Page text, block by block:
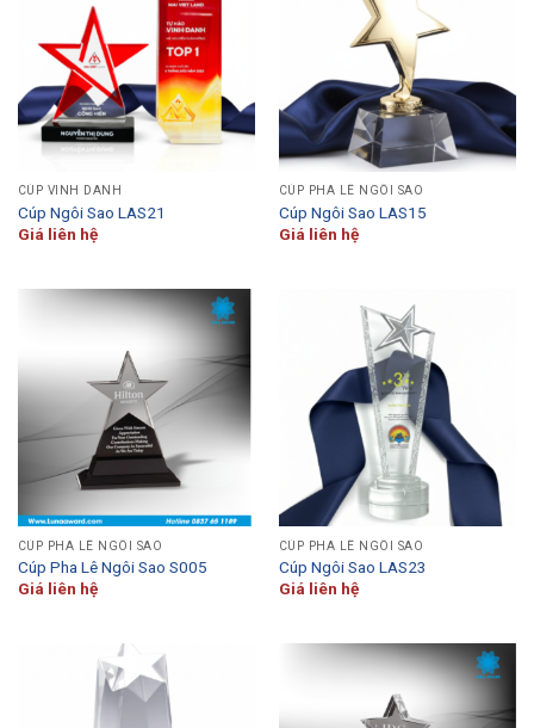
CÚP VINH DANH
Cúp Ngôi Sao LAS21
Giá liên hệ
CÚP PHA LÊ NGÔI SAO
Cúp Ngôi Sao LAS15
Giá liên hệ
CÚP PHA LÊ NGÔI SAO
Cúp Pha Lê Ngôi Sao S005
Giá liên hệ
CÚP PHA LÊ NGÔI SAO
Cúp Ngôi Sao LAS23
Giá liên hệ